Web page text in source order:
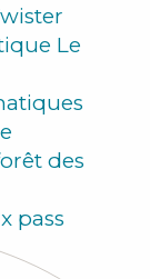
Le
des
pass